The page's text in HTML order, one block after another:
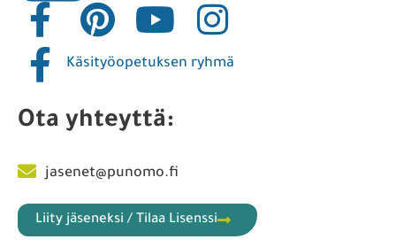
Käsityöopetuksen ryhmä
Ota yhteyttä:
jasenet@punomo.fi
Liity jäseneksi / Tilaa Lisenssi